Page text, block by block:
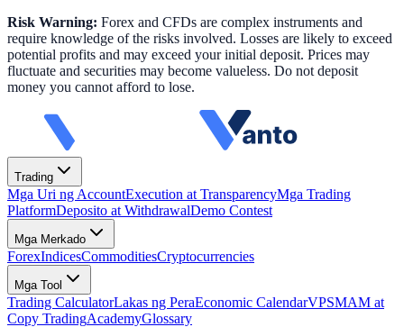
Risk Warning: Forex and CFDs are complex instruments and
require knowledge of the risks involved. Losses are likely to exceed
potential profits and may exceed your initial deposit. Prices may
fluctuate and securities may become valueless. Do not deposit
money you cannot afford to lose.
Trading
Mga Uri ng AccountExecution at TransparencyMga Trading
PlatformDeposito at WithdrawalDemo Contest
Mga Merkado
ForexIndicesCommoditiesCryptocurrencies
Mga Tool
Trading CalculatorLakas ng PeraEconomic CalendarVPSMAM at
Copy TradingAcademyGlossary